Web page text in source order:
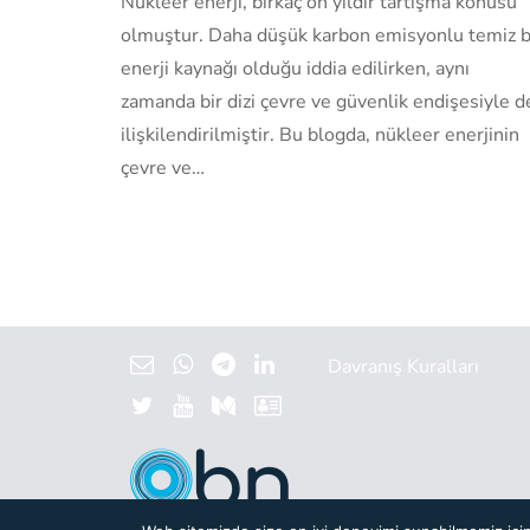
olmuştur. Daha düşük karbon emisyonlu temiz
enerji kaynağı olduğu iddia edilirken, aynı
zamanda bir dizi çevre ve güvenlik endişesiyle
ilişkilendirilmiştir. Bu blogda, nükleer enerjinin
çevre ve…
Davranış Kuralları